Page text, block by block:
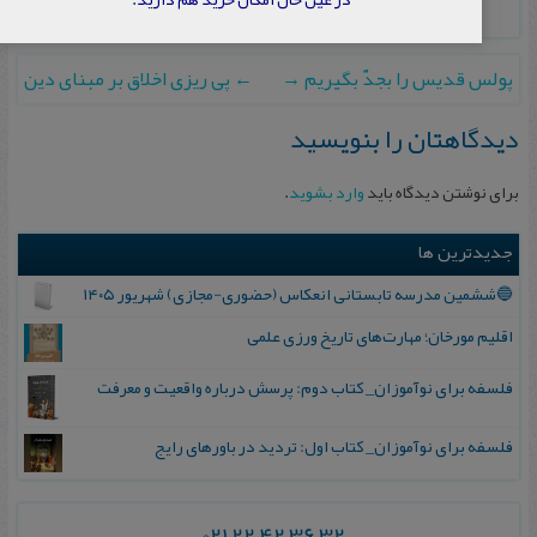
← پى ريزى اخلاق بر مبناى دين پولس قدیس را بجدّ بگیریم→
دیدگاهتان را بنویسید
برای نوشتن دیدگاه بایدوارد بشوید.
جدیدترین ها
🔵ششمین مدرسه تابستانی انعکاس (حضوری-مجازی) شهریور ۱۴۰۵
اقلیم مورخان؛ مهارت‌های تاریخ ورزی علمی
فلسفه برای نوآموزان_ کتاب دوم: پرسش درباره واقعیت و معرفت
فلسفه برای نوآموزان_ کتاب اول: تردید در باورهای رایج